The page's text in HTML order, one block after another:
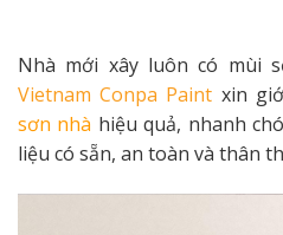
Nhà mới xây luôn có mùi
Vietnam Conpa Paint xin
sơn nhà hiệu quả, nhanh
liệu có sẵn, an toàn và thân